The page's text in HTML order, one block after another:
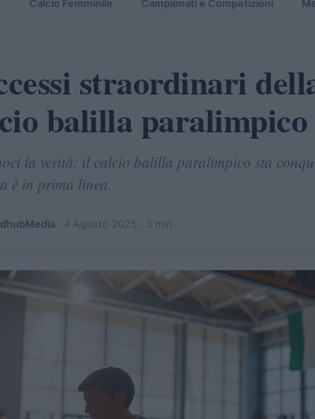
Calcio Femminile Campionati e Competizioni
straordinari
balilla paralimpico
la verità: il calcio balilla paralimpico sta
è in prima linea.
4 Agosto 2025 · 3 min